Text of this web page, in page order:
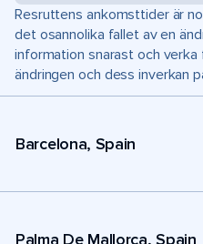
Resruttens ankomsttider är
det osannolika fallet av en
information snarast och
ändringen och dess inverkan
Barcelona, Spain
Palma De Mallorca, Spain